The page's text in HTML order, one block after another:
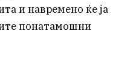
и навремено ќе ја
понатамошни